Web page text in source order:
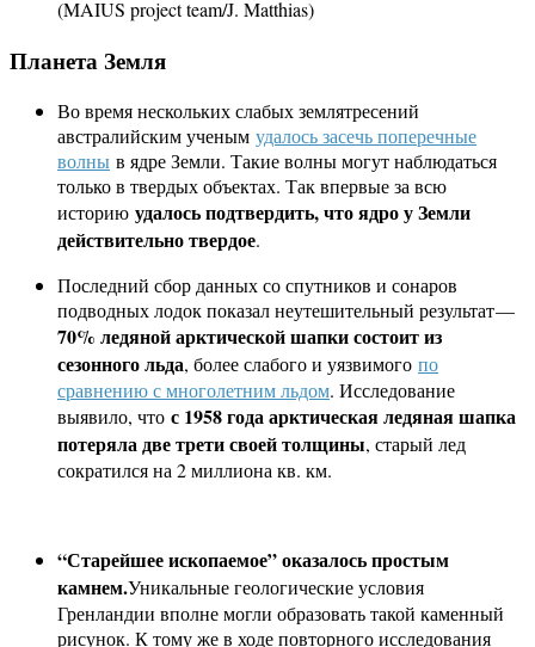
(MAIUS project team/J. Matthias)
Планета Земля
Во время нескольких слабых землятресений
австралийским ученым удалось засечь поперечные
волны в ядре Земли. Такие волны могут наблюдаться
только в твердых объектах. Так впервые за всю
историю удалось подтвердить, что ядро у Земли
действительно твердое.
Последний сбор данных со спутников и сонаров
подводных лодок показал неутешительный результат —
70% ледяной арктической шапки состоит из
сезонного льда, более слабого и уязвимого по
сравнению с многолетним льдом. Исследование
выявило, что с 1958 года арктическая ледяная шапка
потеряла две трети своей толщины, старый лед
сократился на 2 миллиона кв. км.
“Старейшее ископаемое” оказалось простым
камнем.Уникальные геологические условия
Гренландии вполне могли образовать такой каменный
рисунок. К тому же в ходе повторного исследования